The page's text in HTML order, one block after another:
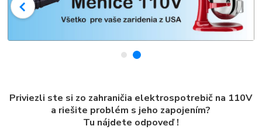
Priviezli ste si zo zahraničia elektrospotrebič na 110V
a riešite problém s jeho zapojením?
Tu nájdete odpoveď !